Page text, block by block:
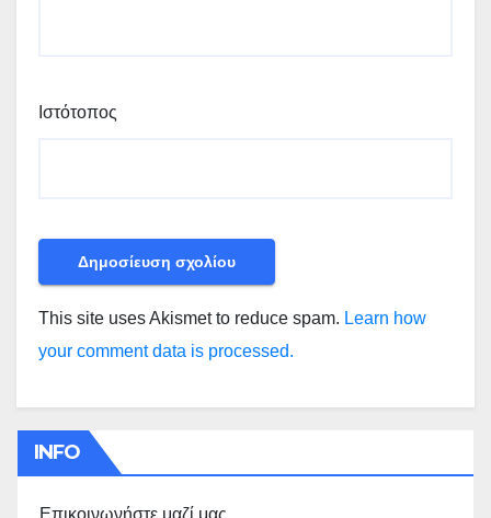
Ιστότοπος
This site uses Akismet to reduce spam. Learn how
your comment data is processed.
INFO
Επικοινωνήστε μαζί μας